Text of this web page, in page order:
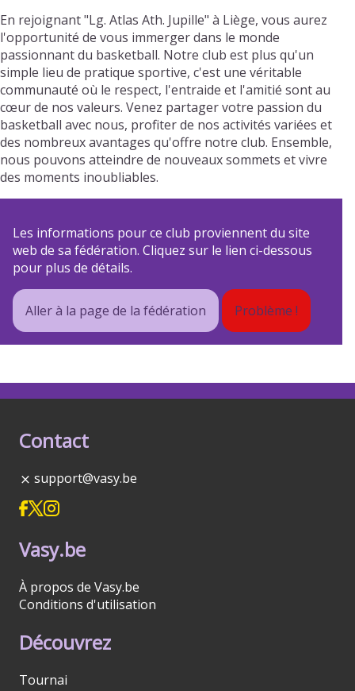
En rejoignant "Lg. Atlas Ath. Jupille" à Liège, vous aurez
l'opportunité de vous immerger dans le monde
passionnant du basketball. Notre club est plus qu'un
simple lieu de pratique sportive, c'est une véritable
communauté où le respect, l'entraide et l'amitié sont au
cœur de nos valeurs. Venez partager votre passion du
basketball avec nous, profiter de nos activités variées et
des nombreux avantages qu'offre notre club. Ensemble,
nous pouvons atteindre de nouveaux sommets et vivre
des moments inoubliables.
Les informations pour ce club proviennent du site
web de sa fédération. Cliquez sur le lien ci-dessous
pour plus de détails.
Aller à la page de la fédération Problème !
Contact
support@vasy.be
Vasy.be
À propos de Vasy.be
Conditions d'utilisation
Découvrez
Tournai